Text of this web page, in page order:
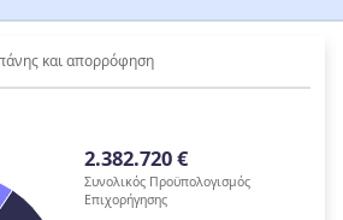
και απορρόφηση
2.382.720 €
Συνολικός Προϋπολογισμός
Επιχορήγησης